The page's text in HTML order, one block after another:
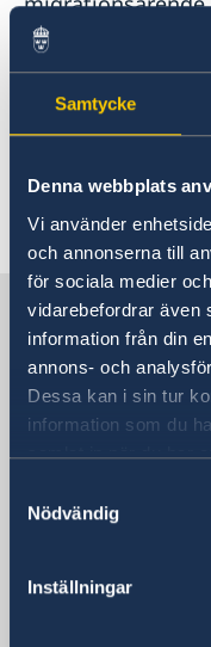
Samtycke
Denna webbplats
Vi använder
och annonserna till
för sociala medier
vidarebefordrar även
information från din
annons- och
Dessa kan i sin tur
information som du
samlat in när du har
Nödvändig
Inställningar
webbplats om
För
Senast uppdaterad
Sverige i
Sveriges
360 Kim Ma
Giang Vo ward
Vietnam